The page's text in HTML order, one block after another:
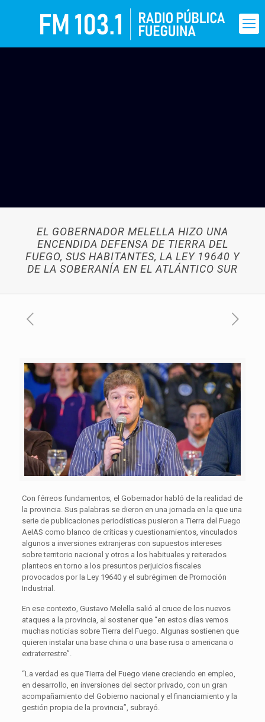
EL GOBERNADOR MELELLA HIZO UNA
ENCENDIDA DEFENSA DE TIERRA DEL
FUEGO, SUS HABITANTES, LA LEY 19640 Y
DE LA SOBERANÍA EN EL ATLÁNTICO SUR
Con férreos fundamentos, el Gobernador habló de la realidad de
la provincia. Sus palabras se dieron en una jornada en la que una
serie de publicaciones periodísticas pusieron a Tierra del Fuego
AeIAS como blanco de críticas y cuestionamientos, vinculados
algunos a inversiones extranjeras con supuestos intereses
sobre territorio nacional y otros a los habituales y reiterados
planteos en torno a los presuntos perjuicios fiscales
provocados por la Ley 19640 y el subrégimen de Promoción
Industrial.
En ese contexto, Gustavo Melella salió al cruce de los nuevos
ataques a la provincia, al sostener que “en estos días vemos
muchas noticias sobre Tierra del Fuego. Algunas sostienen que
quieren instalar una base china o una base rusa o americana o
extraterrestre”.
“La verdad es que Tierra del Fuego viene creciendo en empleo,
en desarrollo, en inversiones del sector privado, con un gran
acompañamiento del Gobierno nacional y el financiamiento y la
gestión propia de la provincia”, subrayó.